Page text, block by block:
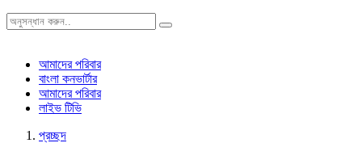
আমাদের পরিবার
বাংলা কনভার্টার
আমাদের পরিবার
লাইভ টিভি
প্রচ্ছদ